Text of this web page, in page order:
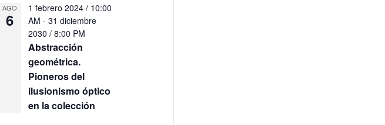
AGO
6
Abstracción
geométrica.
Pioneros del
ilusionismo óptico
en la colección
1 febrero 2024 / 10:00
AM -31 diciembre
2030 / 8:00 PM